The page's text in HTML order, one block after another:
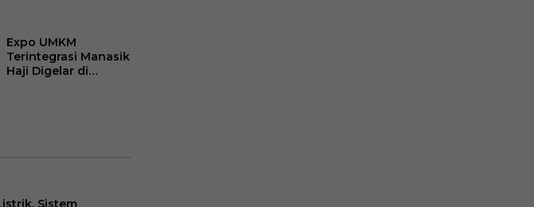
Kompeten?
Expo UMKM
Terintegrasi Manasik
Haji Digelar di
Sistem